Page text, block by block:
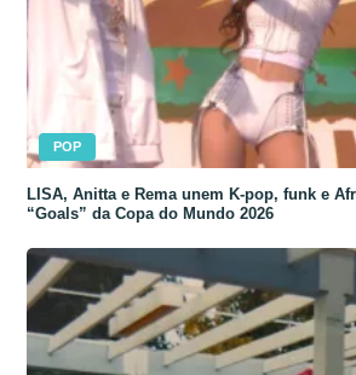
POP
LISA, Anitta e Rema unem K-pop, funk e
“Goals” da Copa do Mundo 2026